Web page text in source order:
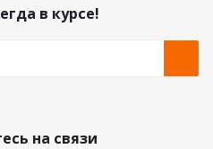
в курсе!
на связи